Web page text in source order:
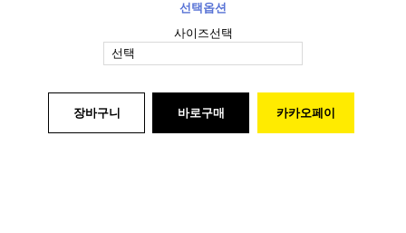
선택옵션
사이즈선택
장바구니 바로구매 카카오페이